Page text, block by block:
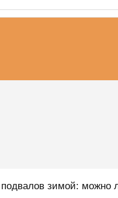
зимой: можно